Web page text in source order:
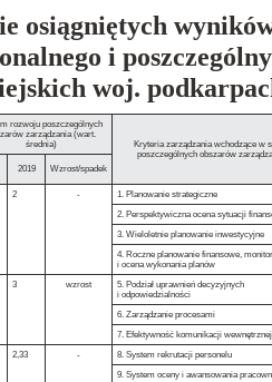
osiągniętych
i
woj.
rozwoju poszczególnych
zarządzania (wart.
średnia)
Kryteria zarządzania wchodzące w
poszczególnych obszarów
2019 Wzrost/spadek
2 -
1. Planowanie strategiczne
2. Perspektywiczna ocena sytuacji
3. Wieloletnie planowanie inwestycyjne
4. Roczne planowanie finansowe,
i ocena wykonania planów
3 wzrost
5. Podział uprawnień decyzyjnych
i odpowiedzialności
6. Zarządzanie procesami
7. Efektywność komunikacji wewnętrznej
2,33 -
8. System rekrutacji personelu
9. System oceny i awansowania